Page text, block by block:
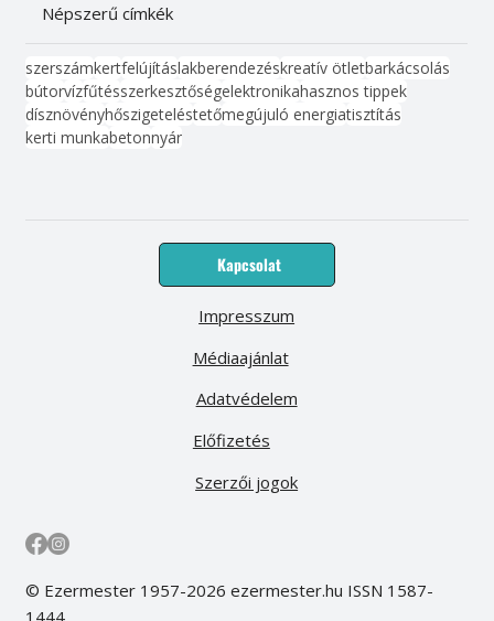
Népszerű címkék
szerszámkertfelújításlakberendezéskreatív ötletbarkácsolás
bútorvízfűtésszerkesztőségelektronikahasznos tippek
dísznövényhőszigeteléstetőmegújuló energiatisztítás
kerti munkabetonnyár
Kapcsolat
Médiaajánlat
Előfizetés
Impresszum
Adatvédelem
Szerzői jogok
© Ezermester 1957-2026 ezermester.hu ISSN 1587-
1444